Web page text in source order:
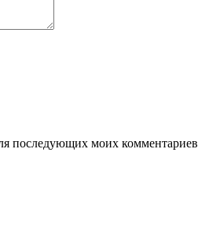
последующих моих комментариев.